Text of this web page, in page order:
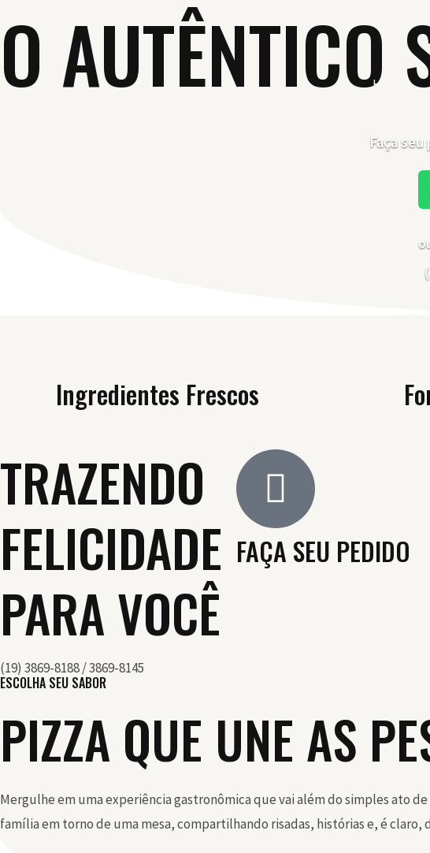
para
conteúdo
HOME
O AUTÊNTICO
Faça
Ingredientes Frescos
TRAZENDO
FELICIDADE
PARA VOCÊ
(19) 3869-8188 / 3869-8145
FAÇA SEU PEDIDO
ESCOLHA SEU SABOR
PIZZA QUE UNE AS
Mergulhe em uma experiência gastronômica que vai além do simples ato
família em torno de uma mesa, compartilhando risadas, histórias e, é claro,